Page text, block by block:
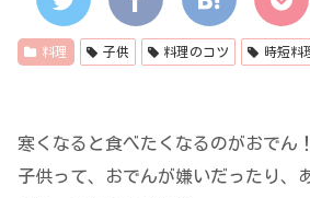
料理 子供 料理のコツ 時短料
寒くなると食べたくなるのがおでん
子供って、おでんが嫌いだったり、